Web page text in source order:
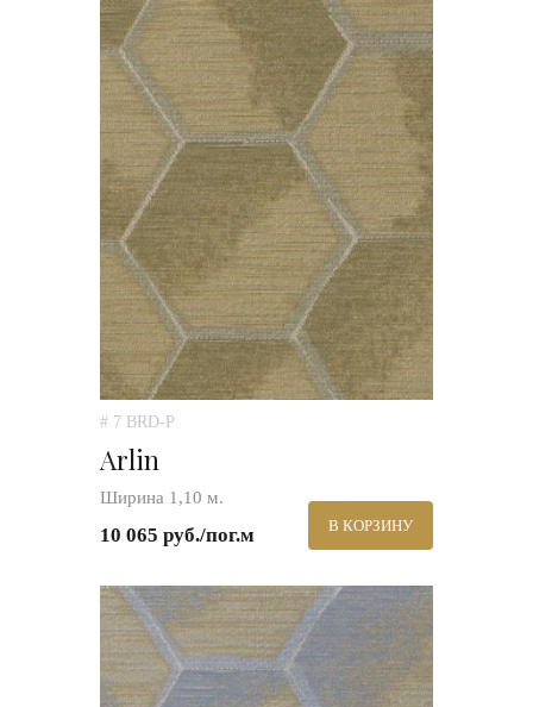
# 7 BRD-P
Arlin
Ширина 1,10 м.
10 065 руб./пог.м В КОРЗИНУ